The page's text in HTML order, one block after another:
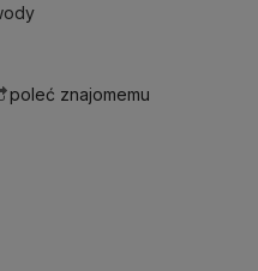
poleć znajomemu